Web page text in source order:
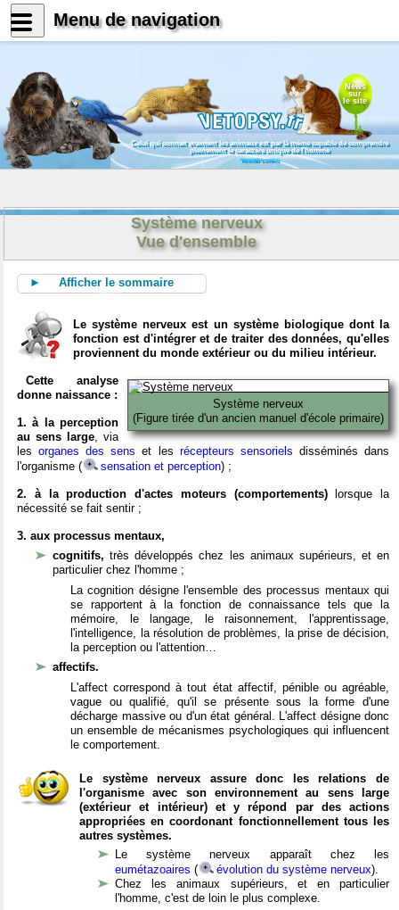
News
sur
le site
Celui qui connait vraiment les animaux est par là même capable de comprendre
pleinement le caractère unique de l'homme
Konrad Lorenz
Système nerveux
Vue d'ensemble
► Afficher le sommaire
Le système nerveux est un système biologique dont la
fonction est d'intégrer et de traiter des données, qu'elles
proviennent du monde extérieur ou du milieu intérieur.
Système nerveux
(Figure tirée d'un ancien manuel d'école primaire)
Cette analyse
donne naissance :
1. à la perception
au sens large, via
lesorganes des sens et les récepteurs sensoriels disséminés dans
l'organisme (
sensation et perception) ;
2. à la production d'actes moteurs (comportements)lorsque la
nécessité se fait sentir ;
3. aux processus mentaux,
cognitifs,très développés chez les animaux supérieurs, et en
particulier chez l'homme ;
La cognition désigne l'ensemble des processus mentaux qui
se rapportent à la fonction de connaissance tels que la
mémoire, le langage, le raisonnement, l'apprentissage,
l'intelligence, la résolution de problèmes, la prise de décision,
la perception ou l'attention…
affectifs.
L'affect correspond à tout état affectif, pénible ou agréable,
vague ou qualifié, qu'il se présente sous la forme d'une
décharge massive ou d'un état général. L'affect désigne donc
un ensemble de mécanismes psychologiques qui influencent
le comportement.
Le système nerveux assure donc les relations de
l'organisme avec son environnement au sens large
(extérieur et intérieur) et y répond par des actions
appropriées en coordonant fonctionnellement tous les
autres systèmes.
Le système nerveux apparaît chez les
eumétazoaires ( évolution du système nerveux).
Chez les animaux supérieurs, et en particulier
l'homme, c'est de loin le plus complexe.
Menu de navigation